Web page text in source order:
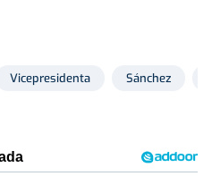
Vicepresidenta Sánchez